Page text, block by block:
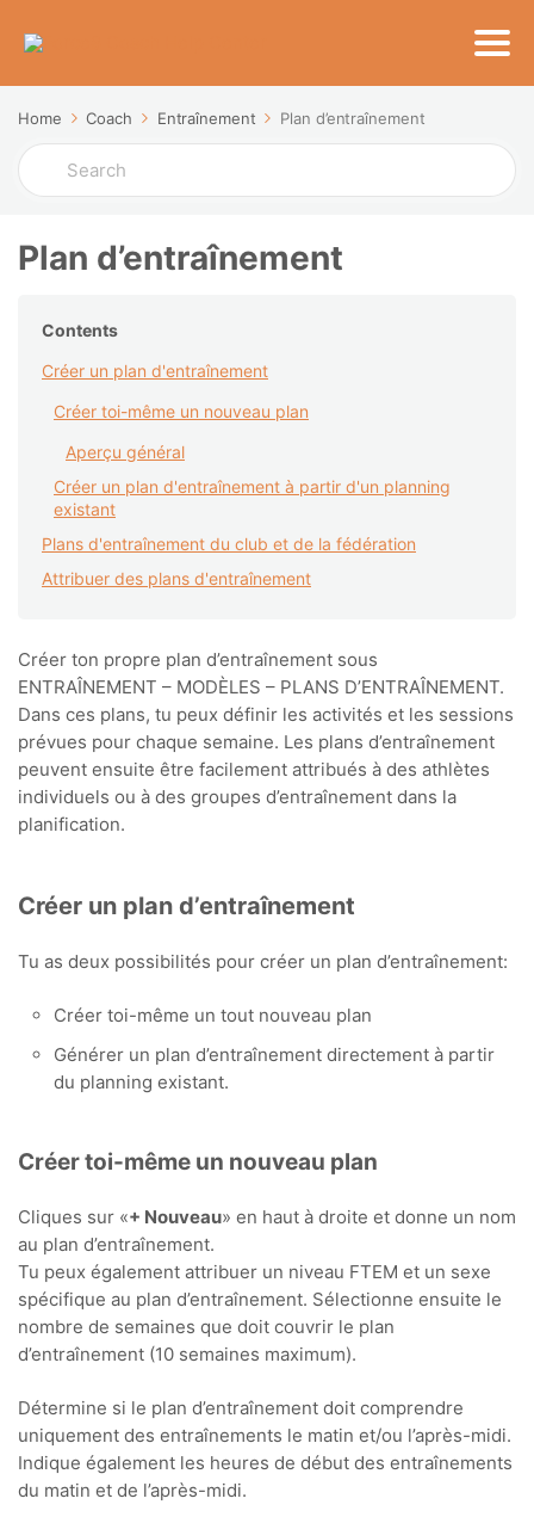
Home Coach Entraînement Plan d’entraînement
Search
For
Plan d’entraînement
Contents
Créer un plan d'entraînement
Créer toi-même un nouveau plan
Aperçu général
Créer un plan d'entraînement à partir d'un planning
existant
Plans d'entraînement du club et de la fédération
Attribuer des plans d'entraînement
Créer ton propre plan d’entraînement sous
ENTRAÎNEMENT – MODÈLES – PLANS D’ENTRAÎNEMENT.
Dans ces plans, tu peux définir les activités et les sessions
prévues pour chaque semaine. Les plans d’entraînement
peuvent ensuite être facilement attribués à des athlètes
individuels ou à des groupes d’entraînement dans la
planification.
Créer un plan d’entraînement
Tu as deux possibilités pour créer un plan d’entraînement:
Créer toi-même un tout nouveau plan
Générer un plan d’entraînement directement à partir
du planning existant.
Créer toi-même un nouveau plan
Cliques sur «+ Nouveau» en haut à droite et donne un nom
au plan d’entraînement.
Tu peux également attribuer un niveau FTEM et un sexe
spécifique au plan d’entraînement. Sélectionne ensuite le
nombre de semaines que doit couvrir le plan
d’entraînement (10 semaines maximum).
Détermine si le plan d’entraînement doit comprendre
uniquement des entraînements le matin et/ou l’après-midi.
Indique également les heures de début des entraînements
du matin et de l’après-midi.